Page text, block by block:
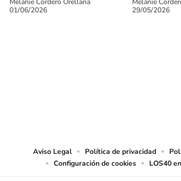
Melanie Cordero Orellana
01/06/2026
Melanie
29/05/2026
Aviso Legal Política de privacidad
Configuración de cookies
LOS40